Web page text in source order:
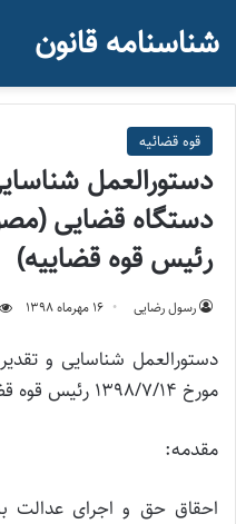
شناسنامه قانون
قوه قضائيه
دستورالعمل
رئیس قوه قضاییه)
رسول رضایی ۱۶ مهر‌ماه ۱۳۹۸
دستورالعمل شناسایی و
مورخ ۱۳۹۸/۷/۱۴ رئیس قوه قضاییه)
مقدمه:
احقاق حق و اجرای عدالت